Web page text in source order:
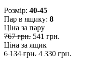
Розмiр: 40-45
Пар в ящику: 8
Ціна за пару
767 грн. 541 грн.
Ціна за ящик
6 134 грн. 4 330 грн.